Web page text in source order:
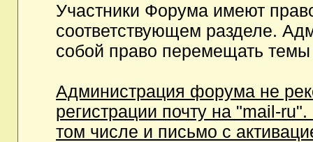
Участники Форума имеют
соответствующем разделе.
собой право перемещать темы
Администрация форума не
регистрации почту на "mail-
том числе и письмо с